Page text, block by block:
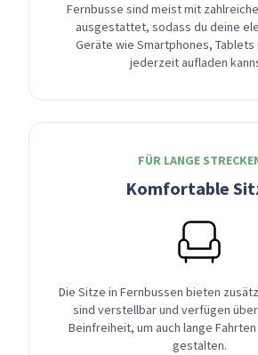
Fernbusse sind meist mit
ausgestattet, sodass du deine
Geräte wie Smartphones, Tablets
jederzeit aufladen
FÜR LANGE
Komfortable
Die Sitze in Fernbussen bieten
sind verstellbar und verfügen
Beinfreiheit, um auch lange
gestalten.